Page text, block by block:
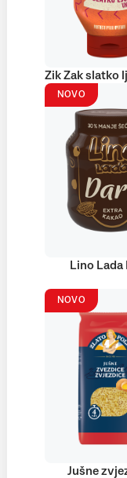
Zik Zak slatko
NOVO
Lino Lada
NOVO
Jušne